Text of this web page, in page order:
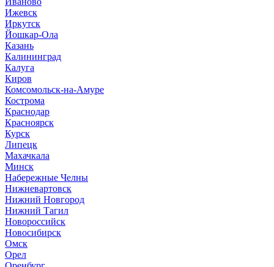
Ижевск
Иркутск
Йошкар-Ола
Казань
Калининград
Калуга
Киров
Комсомольск-на-Амуре
Кострома
Краснодар
Красноярск
Курск
Липецк
Махачкала
Минск
Набережные Челны
Нижневартовск
Нижний Новгород
Нижний Тагил
Новороссийск
Новосибирск
Омск
Орел